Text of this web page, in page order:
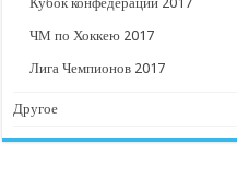
ЧМ по Хоккею 2017
Лига Чемпионов 2017
Другое